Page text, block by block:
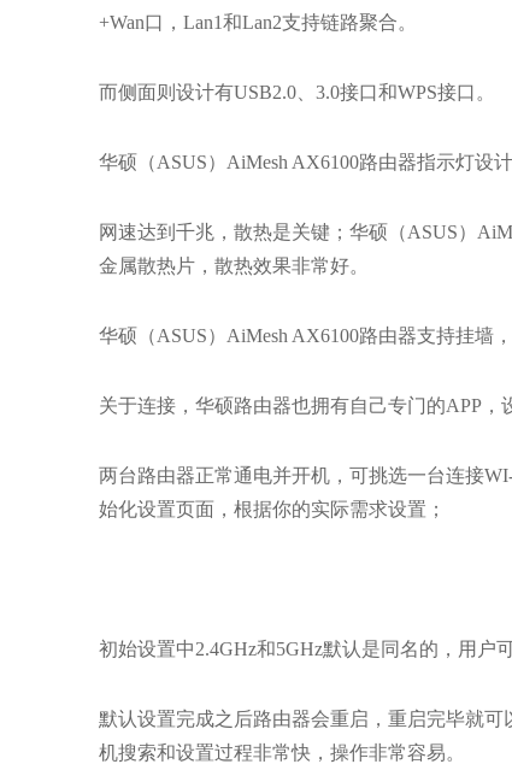
+Wan口，Lan1和Lan2支持链路聚合。
而侧面则设计有USB2.0、3.0接口和WPS接口。
华硕（ASUS）AiMesh AX6100路由器指示灯设
网速达到千兆，散热是关键；华硕（ASUS）
金属散热片，散热效果非常好。
华硕（ASUS）AiMesh AX6100路由器支持挂墙
关于连接，华硕路由器也拥有自己专门的APP
两台路由器正常通电并开机，可挑选一台连接
始化设置页面，根据你的实际需求设置；
初始设置中2.4GHz和5GHz默认是同名的，用户
默认设置完成之后路由器会重启，重启完毕就
机搜索和设置过程非常快，操作非常容易。